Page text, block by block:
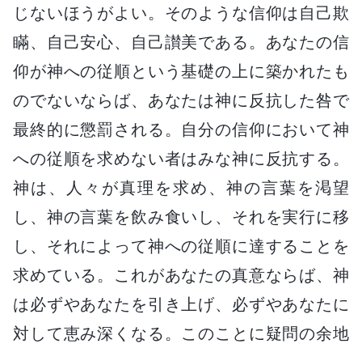
じないほうがよい。そのような信仰は自己欺
瞞、自己安心、自己讃美である。あなたの信
仰が神への従順という基礎の上に築かれたも
のでないならば、あなたは神に反抗した咎で
最終的に懲罰される。自分の信仰において神
への従順を求めない者はみな神に反抗する。
神は、人々が真理を求め、神の言葉を渇望
し、神の言葉を飲み食いし、それを実行に移
し、それによって神への従順に達することを
求めている。これがあなたの真意ならば、神
は必ずやあなたを引き上げ、必ずやあなたに
対して恵み深くなる。このことに疑問の余地